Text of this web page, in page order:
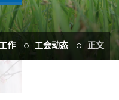
作 工会动态 正文